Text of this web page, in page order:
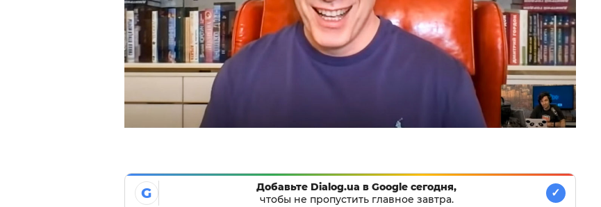
G
Добавьте Dialog.ua в Google сегодня,
чтобы не пропустить главное завтра.
✓